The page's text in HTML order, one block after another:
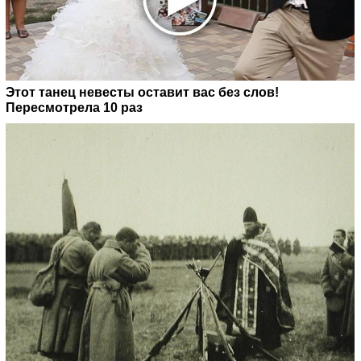
Этот танец невесты оставит вас без слов!
Пересмотрела 10 раз